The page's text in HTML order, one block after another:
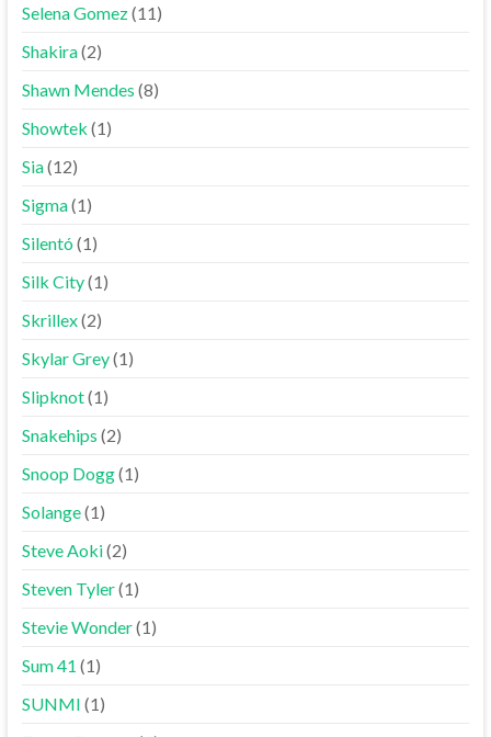
Selena Gomez(11)
Shakira(2)
Shawn Mendes (8)
Showtek (1)
Sia(12)
Sigma(1)
Silentó(1)
Silk City(1)
Skrillex(2)
Skylar Grey(1)
Slipknot(1)
Snakehips (2)
Snoop Dogg(1)
Solange(1)
Steve Aoki(2)
Steven Tyler(1)
Stevie Wonder(1)
Sum 41 (1)
SUNMI (1)